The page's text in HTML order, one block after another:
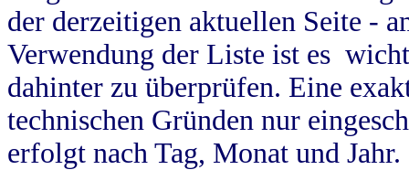
der derzeitigen aktuellen Seite -
Verwendung der Liste ist es
dahinter zu überprüfen. Eine
technischen Gründen nur
erfolgt nach Tag, Monat und Jahr.